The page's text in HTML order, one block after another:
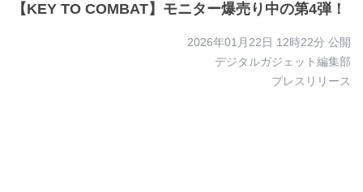
【KEY TO COMBAT】モニター爆売り中の第4弾！
2026年01月22日 12時22分 公開
デジタルガジェット編集部
プレスリリース